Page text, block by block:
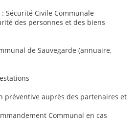
Sécurité Civile Communale
des personnes et des biens
de Sauvegarde (annuaire,
préventive auprès des partenaires et
Communal en cas